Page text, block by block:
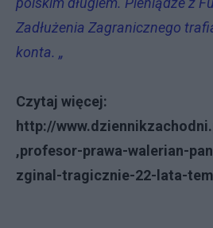
Zadłużenia Zagranicznego
konta. „
Czytaj więcej:
http://
,profesor-prawa-walerian-
zginal-tragicznie-22-lata-